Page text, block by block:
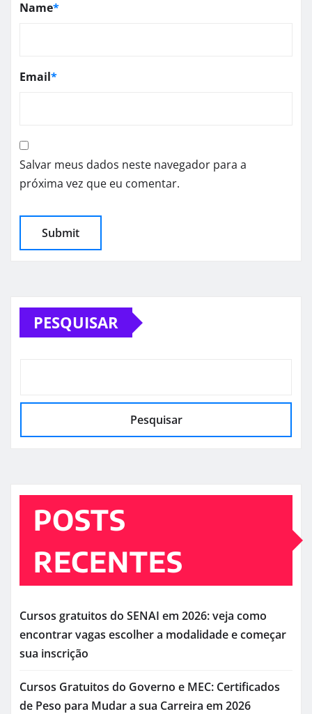
Name*
Email*
Salvar meus dados neste navegador para a
próxima vez que eu comentar.
PESQUISAR
Pesquisar
POSTS
RECENTES
Cursos gratuitos do SENAI em 2026: veja como
encontrar vagas escolher a modalidade e começar
sua inscrição
Cursos Gratuitos do Governo e MEC: Certificados
de Peso para Mudar a sua Carreira em 2026